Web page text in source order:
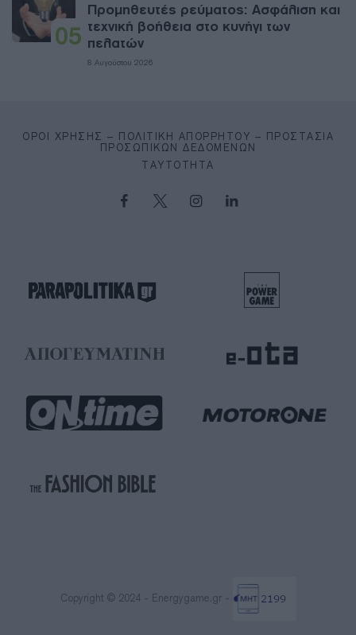
05
Προμηθευτές ρεύματος: Ασφάλιση και
τεχνική βοήθεια στο κυνήγι των
πελατών
8 Αυγούστου 2026
ΌΡΟΙ ΧΡΉΣΗΣ – ΠΟΛΙΤΙΚΉ ΑΠΟΡΡΉΤΟΥ – ΠΡΟΣΤΑΣΊΑ
ΠΡΟΣΩΠΙΚΏΝ ΔΕΔΟΜΈΝΩΝ
ΤΑΥΤΌΤΗΤΑ
Copyright © 2024 - Energygame.gr -